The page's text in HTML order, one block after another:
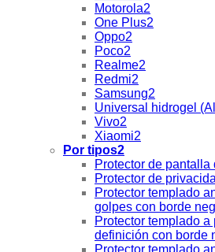
Motorola2
One Plus2
Oppo2
Poco2
Realme2
Redmi2
Samsung2
Universal hidrogel
Vivo2
Xiaomi2
Por tipos2
Protector de
Protector de
Protector templado
golpes con borde
Protector templado
definición con borde
Protector templado